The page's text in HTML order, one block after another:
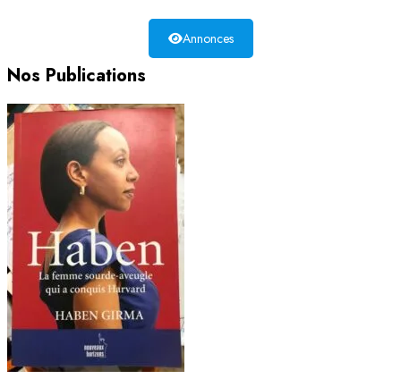
Annonces
Nos Publications